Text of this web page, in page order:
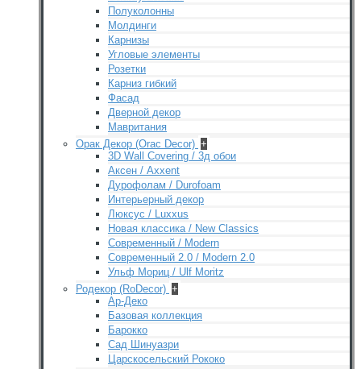
Полуколонны
Молдинги
Карнизы
Угловые элементы
Розетки
Карниз гибкий
Фасад
Дверной декор
Мавритания
Орак Декор (Orac Decor) +
3D Wall Covering / 3д обои
Аксен / Axxent
Дурофолам / Durofoam
Интерьерный декор
Люксус / Luxxus
Новая классика / New Classics
Современный / Modern
Современный 2.0 / Modern 2.0
Ульф Мориц / Ulf Moritz
Родекор (RoDecor) +
Ар-Деко
Базовая коллекция
Барокко
Сад Шинуазри
Царскосельский Рококо